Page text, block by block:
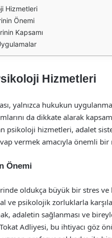
Hizmetleri
Önemi
Kapsamı
Hizmetleri
yalnızca hukukun
da dikkate alarak
psikoloji hizmetleri, adalet
vermek amacıyla önemli bir
Önemi
oldukça büyük bir stres ve
ve psikolojik zorluklarla
adaletin sağlanması ve
Adliyesi, bu ihtiyacı göz